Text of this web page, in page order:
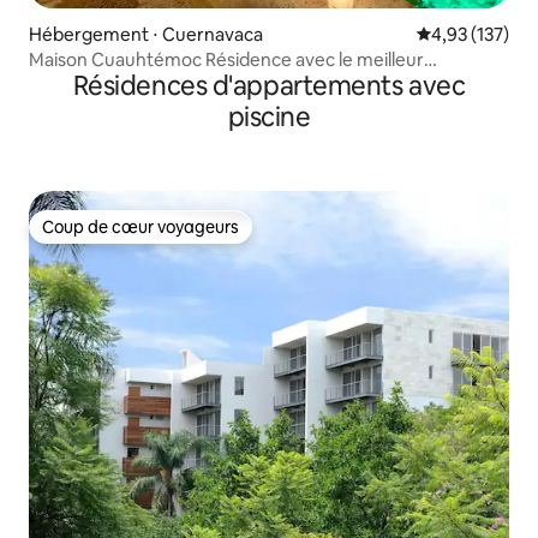
Hébergement ⋅ Cuernavaca Évaluation
4,93 (137)
Maison Cuauhtémoc Résidence avec le meilleur
emplacement
Résidences d'appartements avec
piscine
Coup de cœur voyageurs
Coup de cœur voyageurs